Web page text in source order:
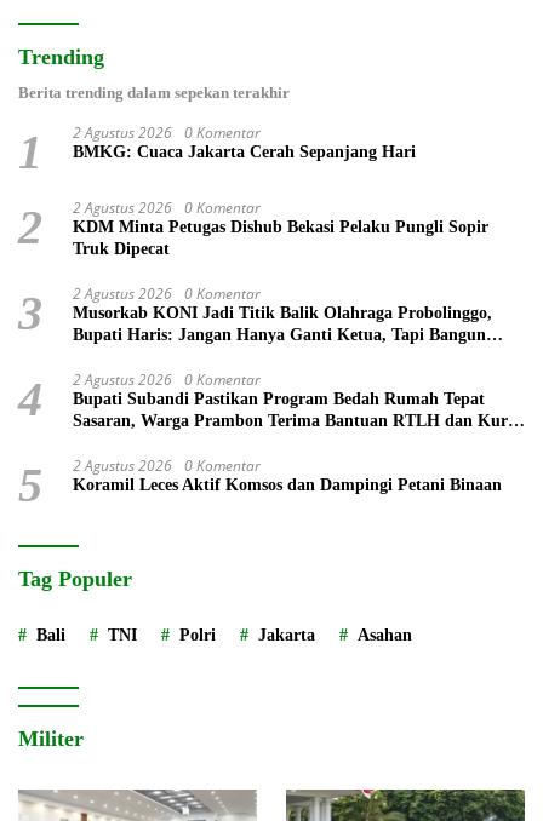
Trending
Berita trending dalam sepekan terakhir
1 2 Agustus 2026 0 Komentar
BMKG: Cuaca Jakarta Cerah Sepanjang Hari
2 2 Agustus 2026 0 Komentar
KDM Minta Petugas Dishub Bekasi Pelaku Pungli Sopir
Truk Dipecat
3 2 Agustus 2026 0 Komentar
Musorkab KONI Jadi Titik Balik Olahraga Probolinggo,
Bupati Haris: Jangan Hanya Ganti Ketua, Tapi Bangun
4 2 Agustus 2026 0 Komentar
Bupati Subandi Pastikan Program Bedah Rumah Tepat
Sasaran, Warga Prambon Terima Bantuan RTLH dan Kursi
5 2 Agustus 2026 0 Komentar
Koramil Leces Aktif Komsos dan Dampingi Petani Binaan
Tag Populer
Bali TNI Polri Jakarta Asahan
Militer